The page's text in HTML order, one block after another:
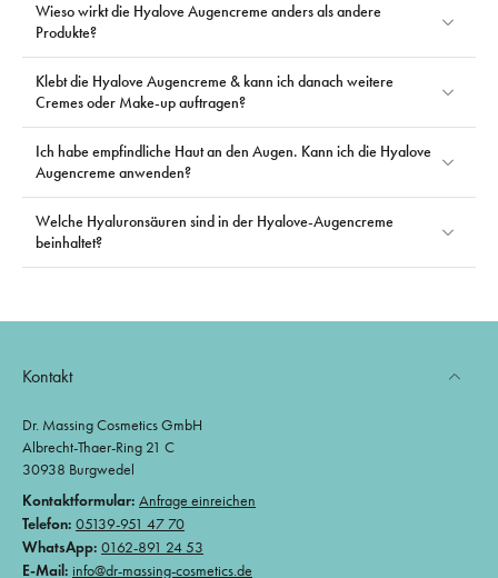
Wieso wirkt die Hyalove Augencreme anders als andere
Produkte?
Klebt die Hyalove Augencreme & kann ich danach weitere
Cremes oder Make-up auftragen?
Ich habe empfindliche Haut an den Augen. Kann ich die Hyalove
Augencreme anwenden?
Welche Hyaluronsäuren sind in der Hyalove-Augencreme
beinhaltet?
Kontakt
Dr. Massing Cosmetics GmbH
Albrecht-Thaer-Ring 21 C
30938 Burgwedel
Kontaktformular: Anfrage einreichen
Telefon: 05139-951 47 70
WhatsApp: 0162-891 24 53
E-Mail: info@dr-massing-cosmetics.de